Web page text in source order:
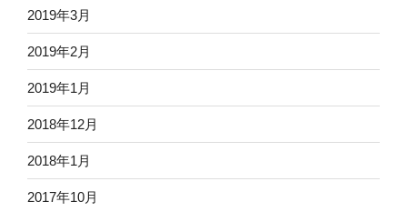
2019年3月
2019年2月
2019年1月
2018年12月
2018年1月
2017年10月